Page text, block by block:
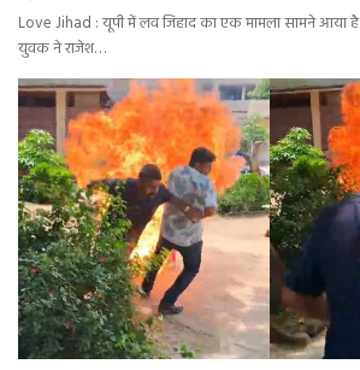
Love Jihad : यूपी में लव जिहाद का एक मामला सामने आया है.
युवक ने राजेश…